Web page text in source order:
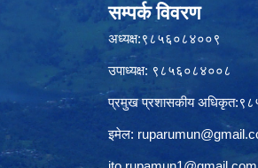
सम्पर्क विवरण
अध्यक्ष:९८५६०८४००९
उपाध्यक्ष: ९८५६०८४००८
प्रमुख प्रशासकीय
इमेल: